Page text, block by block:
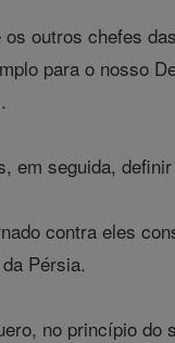
outros chefes
para o nosso
em seguida,
contra eles
Pérsia.
no princípio do